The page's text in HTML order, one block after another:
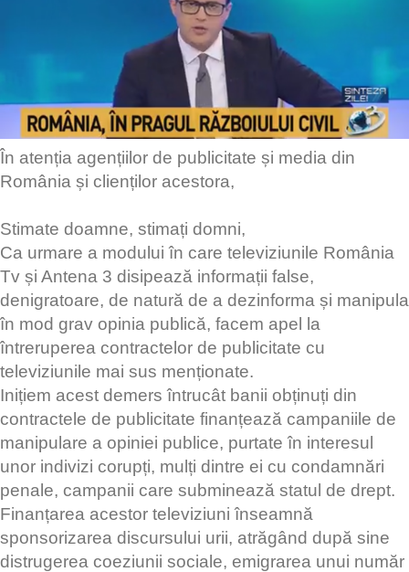
În atenția agențiilor de publicitate și media din
România și clienților acestora,
Stimate doamne, stimați domni,
Ca urmare a modului în care televiziunile România
Tv și Antena 3 disipează informații false,
denigratoare, de natură de a dezinforma și manipula
în mod grav opinia publică, facem apel la
întreruperea contractelor de publicitate cu
televiziunile mai sus menționate.
Inițiem acest demers întrucât banii obținuți din
contractele de publicitate finanțează campaniile de
manipulare a opiniei publice, purtate în interesul
unor indivizi corupți, mulți dintre ei cu condamnări
penale, campanii care subminează statul de drept.
Finanțarea acestor televiziuni înseamnă
sponsorizarea discursului urii, atrăgând după sine
distrugerea coeziunii sociale, emigrarea unui număr